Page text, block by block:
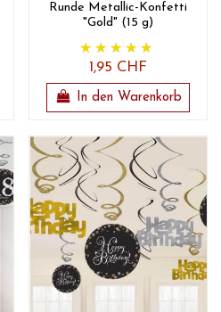
Runde Metallic-Konfetti
"Gold" (15 g)
1,95 CHF
In den Warenkorb